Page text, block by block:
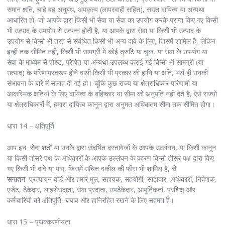
समान क्षति, चाहे वह अनुबंध, अपकृत्य (लापरवाही सहित), सख्त दायित्व या अन्यथा
आधारित हो, जो आपके द्वारा किसी भी सेवा या सेवा का उपयोग करके प्राप्त किए गए किसी
भी उत्पाद के उपयोग से उत्पन्न होती है, या आपके द्वारा सेवा या किसी भी उत्पाद के
उपयोग से किसी भी तरह से संबंधित किसी भी अन्य दावे के लिए, जिसमें शामिल है, लेकिन
इन्हीं तक सीमित नहीं, किसी भी सामग्री में कोई त्रुटि या चूक, या सेवा के उपयोग या
सेवा के माध्यम से पोस्ट, प्रेषित या अन्यथा उपलब्ध कराई गई किसी भी सामग्री (या
उत्पाद) के परिणामस्वरूप होने वाली किसी भी प्रकार की हानि या क्षति, भले ही उनकी
संभावना के बारे में सलाह दी गई हो। चूंकि कुछ राज्य या क्षेत्राधिकार परिणामी या
आकस्मिक क्षतियों के लिए दायित्व के बहिष्कार या सीमा को अनुमति नहीं देते हैं, ऐसे राज्यों
या क्षेत्राधिकारों में, हमारा दायित्व कानून द्वारा अनुमत अधिकतम सीमा तक सीमित होगा।
धारा 14 – क्षतिपूर्ति
आप इन सेवा शर्तों या उनके द्वारा संदर्भित दस्तावेजों के आपके उल्लंघन, या किसी कानून
या किसी तीसरे पक्ष के अधिकारों के आपके उल्लंघन के कारण किसी तीसरे पक्ष द्वारा किए
गए किसी भी दावे या मांग, जिसमें उचित वकील की फीस भी शामिल है, से
सनातनप्रत्यायन बोर्ड और हमारे मूल, सहायक, सहयोगी, साझेदार, अधिकारी, निदेशक,
एजेंट, ठेकेदार, लाइसेंसदाता, सेवा प्रदाता, उपठेकेदार, आपूर्तिकर्ता, प्रशिक्षु और
कर्मचारियों को क्षतिपूर्ति, बचाव और हानिरहित रखने के लिए सहमत हैं।
धारा 15 – पृथक्करणीयता